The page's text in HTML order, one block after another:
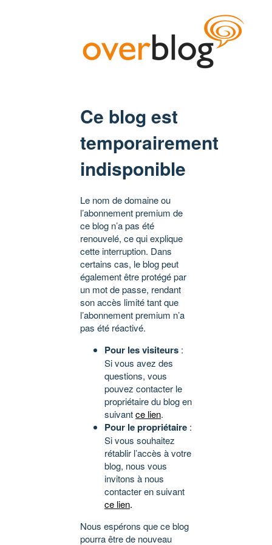
Ce blog est
temporairement
indisponible
Le nom de domaine ou
l’abonnement premium de
ce blog n’a pas été
renouvelé, ce qui explique
cette interruption. Dans
certains cas, le blog peut
également être protégé par
un mot de passe, rendant
son accès limité tant que
l’abonnement premium n’a
pas été réactivé.
Pour les visiteurs :
Si vous avez des
questions, vous
pouvez contacter le
propriétaire du blog en
suivantce lien.
Pour le propriétaire :
Si vous souhaitez
rétablir l’accès à votre
blog, nous vous
invitons à nous
contacter en suivant
ce lien.
Nous espérons que ce blog
pourra être de nouveau